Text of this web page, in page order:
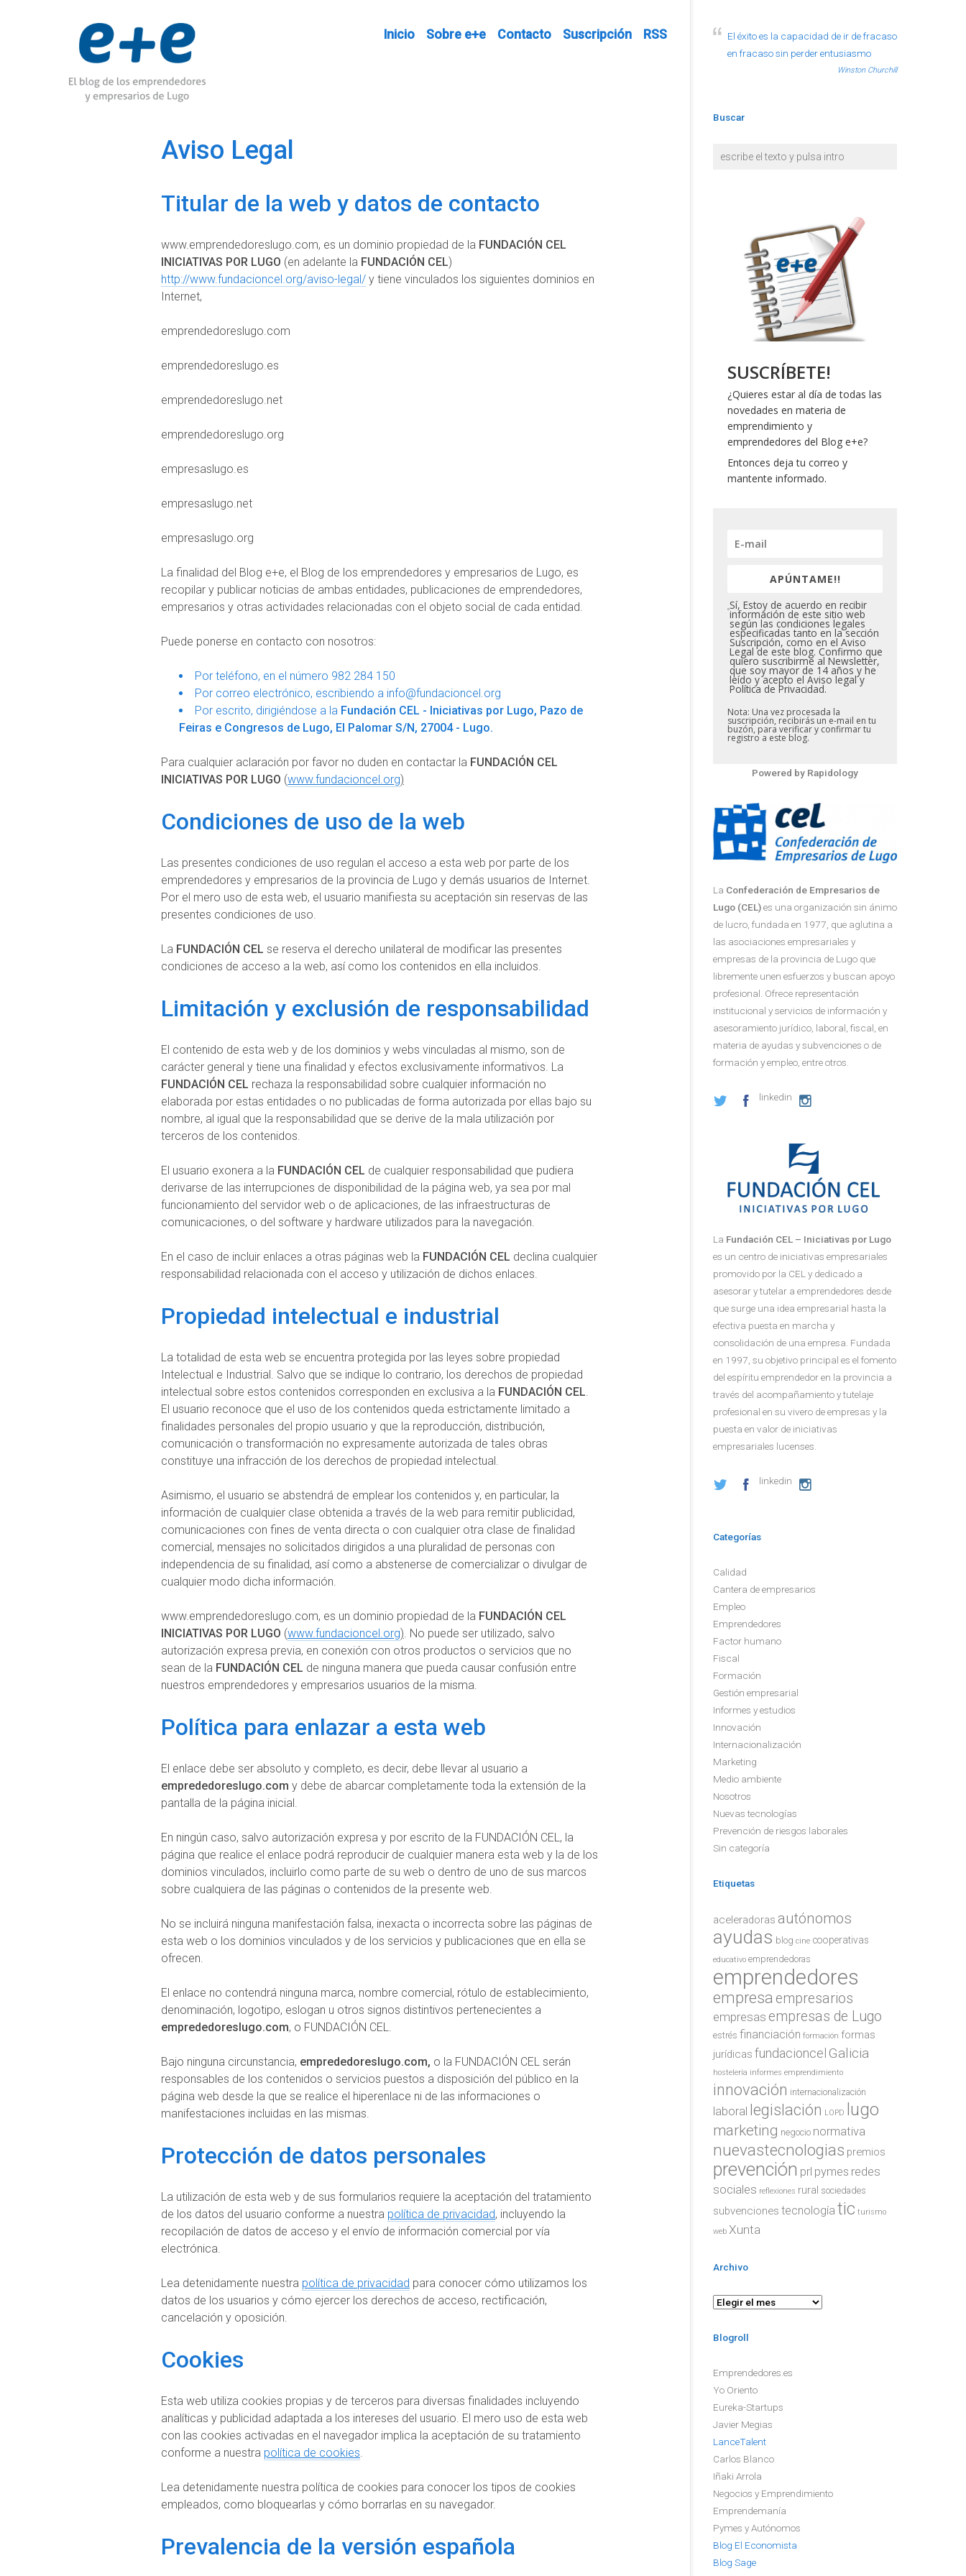
Inicio Sobre e+e Contacto Suscripción RSS
Aviso Legal
Titular de la web y datos de contacto
www.emprendedoreslugo.com, es un dominio propiedad de la FUNDACIÓN CEL
INICIATIVAS POR LUGO (en adelante la FUNDACIÓN CEL)
http://www.fundacioncel.org/aviso-legal/ y tiene vinculados los siguientes dominios en
Internet,
emprendedoreslugo.com
emprendedoreslugo.es
emprendedoreslugo.net
emprendedoreslugo.org
empresaslugo.es
empresaslugo.net
empresaslugo.org
La finalidad del Blog e+e, el Blog de los emprendedores y empresarios de Lugo, es
recopilar y publicar noticias de ambas entidades, publicaciones de emprendedores,
empresarios y otras actividades relacionadas con el objeto social de cada entidad.
Puede ponerse en contacto con nosotros:
Por teléfono, en el número 982 284 150
Por correo electrónico, escribiendo a info@fundacioncel.org
Por escrito, dirigiéndose a la Fundación CEL - Iniciativas por Lugo, Pazo de
Feiras e Congresos de Lugo, El Palomar S/N, 27004 - Lugo.
Para cualquier aclaración por favor no duden en contactar la FUNDACIÓN CEL
INICIATIVAS POR LUGO (www.fundacioncel.org)
Condiciones de uso de la web
Las presentes condiciones de uso regulan el acceso a esta web por parte de los
emprendedores y empresarios de la provincia de Lugo y demás usuarios de Internet.
Por el mero uso de esta web, el usuario manifiesta su aceptación sin reservas de las
presentes condiciones de uso.
La FUNDACIÓN CEL se reserva el derecho unilateral de modificar las presentes
condiciones de acceso a la web, así como los contenidos en ella incluidos.
Limitación y exclusión de responsabilidad
El contenido de esta web y de los dominios y webs vinculadas al mismo, son de
carácter general y tiene una finalidad y efectos exclusivamente informativos. La
FUNDACIÓN CEL rechaza la responsabilidad sobre cualquier información no
elaborada por estas entidades o no publicadas de forma autorizada por ellas bajo su
nombre, al igual que la responsabilidad que se derive de la mala utilización por
terceros de los contenidos.
El usuario exonera a la FUNDACIÓN CEL de cualquier responsabilidad que pudiera
derivarse de las interrupciones de disponibilidad de la página web, ya sea por mal
funcionamiento del servidor web o de aplicaciones, de las infraestructuras de
comunicaciones, o del software y hardware utilizados para la navegación.
En el caso de incluir enlaces a otras páginas web la FUNDACIÓN CEL declina cualquier
responsabilidad relacionada con el acceso y utilización de dichos enlaces.
Propiedad intelectual e industrial
La totalidad de esta web se encuentra protegida por las leyes sobre propiedad
Intelectual e Industrial. Salvo que se indique lo contrario, los derechos de propiedad
intelectual sobre estos contenidos corresponden en exclusiva a la FUNDACIÓN CEL.
El usuario reconoce que el uso de los contenidos queda estrictamente limitado a
finalidades personales del propio usuario y que la reproducción, distribución,
comunicación o transformación no expresamente autorizada de tales obras
constituye una infracción de los derechos de propiedad intelectual.
Asimismo, el usuario se abstendrá de emplear los contenidos y, en particular, la
información de cualquier clase obtenida a través de la web para remitir publicidad,
comunicaciones con fines de venta directa o con cualquier otra clase de finalidad
comercial, mensajes no solicitados dirigidos a una pluralidad de personas con
independencia de su finalidad, así como a abstenerse de comercializar o divulgar de
cualquier modo dicha información.
www.emprendedoreslugo.com, es un dominio propiedad de la FUNDACIÓN CEL
INICIATIVAS POR LUGO (www.fundacioncel.org). No puede ser utilizado, salvo
autorización expresa previa, en conexión con otros productos o servicios que no
sean de la FUNDACIÓN CEL de ninguna manera que pueda causar confusión entre
nuestros emprendedores y empresarios usuarios de la misma.
Política para enlazar a esta web
El enlace debe ser absoluto y completo, es decir, debe llevar al usuario a
emprededoreslugo.com y debe de abarcar completamente toda la extensión de la
pantalla de la página inicial.
En ningún caso, salvo autorización expresa y por escrito de la FUNDACIÓN CEL, la
página que realice el enlace podrá reproducir de cualquier manera esta web y la de los
dominios vinculados, incluirlo como parte de su web o dentro de uno de sus marcos
sobre cualquiera de las páginas o contenidos de la presente web.
No se incluirá ninguna manifestación falsa, inexacta o incorrecta sobre las páginas de
esta web o los dominios vinculados y de los servicios y publicaciones que en ella se
ofrecen.
El enlace no contendrá ninguna marca, nombre comercial, rótulo de establecimiento,
denominación, logotipo, eslogan u otros signos distintivos pertenecientes a
emprededoreslugo.com, o FUNDACIÓN CEL.
Bajo ninguna circunstancia, emprededoreslugo.com, o la FUNDACIÓN CEL serán
responsables de los contenidos o servicios puestos a disposición del público en la
página web desde la que se realice el hiperenlace ni de las informaciones o
manifestaciones incluidas en las mismas.
Protección de datos personales
La utilización de esta web y de sus formularios requiere la aceptación del tratamiento
de los datos del usuario conforme a nuestra política de privacidad, incluyendo la
recopilación de datos de acceso y el envío de información comercial por vía
electrónica.
Lea detenidamente nuestra política de privacidad para conocer cómo utilizamos los
datos de los usuarios y cómo ejercer los derechos de acceso, rectificación,
cancelación y oposición.
Cookies
Esta web utiliza cookies propias y de terceros para diversas finalidades incluyendo
analíticas y publicidad adaptada a los intereses del usuario. El mero uso de esta web
con las cookies activadas en el navegador implica la aceptación de su tratamiento
conforme a nuestra política de cookies.
Lea detenidamente nuestra política de cookies para conocer los tipos de cookies
empleados, como bloquearlas y cómo borrarlas en su navegador.
Prevalencia de la versión española
El éxito es la capacidad de ir de fracaso
en fracaso sin perder entusiasmo
Winston Churchill
Buscar
SUSCRÍBETE!
¿Quieres estar al día de todas las
novedades en materia de
emprendimiento y
emprendedores del Blog e+e?
Entonces deja tu correo y
mantente informado.
APÚNTAME!!
Sí, Estoy de acuerdo en recibir
información de este sitio web
según las condiciones legales
especificadas tanto en la sección
Suscripción, como en el Aviso
Legal de este blog. Confirmo que
quiero suscribirme al Newsletter,
que soy mayor de 14 años y he
leído y acepto el Aviso legal y
Política de Privacidad.
Nota: Una vez procesada la
suscripción, recibirás un e-mail en tu
buzón, para verificar y confirmar tu
registro a este blog.
Powered by Rapidology
La Confederación de Empresarios de
Lugo (CEL)es una organización sin ánimo
de lucro, fundada en 1977, que aglutina a
las asociaciones empresariales y
empresas de la provincia de Lugo que
libremente unen esfuerzos y buscan apoyo
profesional. Ofrece representación
institucional y servicios de información y
asesoramiento jurídico, laboral, fiscal, en
materia de ayudas y subvenciones o de
formación y empleo, entre otros.
linkedin
La Fundación CEL – Iniciativas por Lugo
es un centro de iniciativas empresariales
promovido por la CEL y dedicado a
asesorar y tutelar a emprendedores desde
que surge una idea empresarial hasta la
efectiva puesta en marcha y
consolidación de una empresa. Fundada
en 1997, su objetivo principal es el fomento
del espíritu emprendedor en la provincia a
través del acompañamiento y tutelaje
profesional en su vivero de empresas y la
puesta en valor de iniciativas
empresariales lucenses.
linkedin
Categorías
Calidad
Cantera de empresarios
Empleo
Emprendedores
Factor humano
Fiscal
Formación
Gestión empresarial
Informes y estudios
Innovación
Internacionalización
Marketing
Medio ambiente
Nosotros
Nuevas tecnologías
Prevención de riesgos laborales
Sin categoría
Etiquetas
aceleradoras autónomos
ayudas blog cine cooperativas
educativo emprendedoras
emprendedores
empresa empresarios
empresas empresas de Lugo
estrés financiación formación formas
jurídicas fundacioncel Galicia
hostelería informes emprendimiento
innovación internacionalización
laboral legislación LOPD lugo
marketing negocio normativa
nuevastecnologias premios
prevención prl pymes redes
sociales reflexiones rural sociedades
subvenciones tecnología tic turismo
web Xunta
Archivo
Archivo
Blogroll
Emprendedores.es
Yo Oriento
Eureka-Startups
Javier Megias
LanceTalent
Carlos Blanco
Iñaki Arrola
Negocios y Emprendimiento
Emprendemanía
Pymes y Autónomos
Blog El Economista
Blog Sage